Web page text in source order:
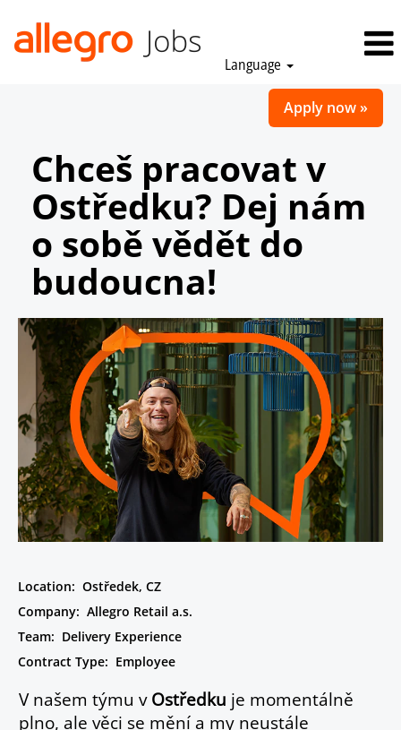
Language
Apply now »
Chceš pracovat v
Ostředku? Dej nám
o sobě vědět do
budoucna!
Location: Ostředek, CZ
Company: Allegro Retail a.s.
Team: Delivery Experience
Contract Type: Employee
V našem týmu v Ostředku je momentálně
plno, ale věci se mění a my neustále